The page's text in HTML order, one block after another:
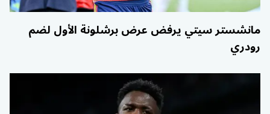
مانشستر سيتي يرفض عرض برشلونة الأول لضم
رودري